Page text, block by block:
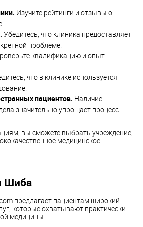
Изучите рейтинги и отзывы о
Убедитесь, что клиника предоставляет
проблеме.
квалификацию и опыт
что в клинике используется
пациентов. Наличие
значительно упрощает процесс
вы сможете выбрать учреждение,
медицинское
Шиба
предлагает пациентам широкий
которые охватывают практически
медицины: